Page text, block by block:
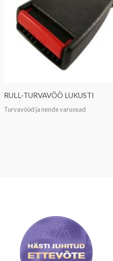
RULL-TURVAVÖÖ LUKUSTI
Turvavööd ja nende varuosad